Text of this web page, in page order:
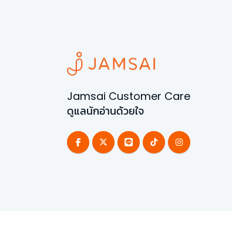
Jamsai Customer Care
ดูแลนักอ่านด้วยใจ